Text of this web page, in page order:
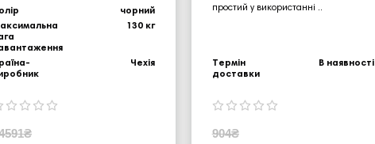
чорний
130 кг
Чехія
простий у використанні ..
Термін
доставки
В наявності
904₴